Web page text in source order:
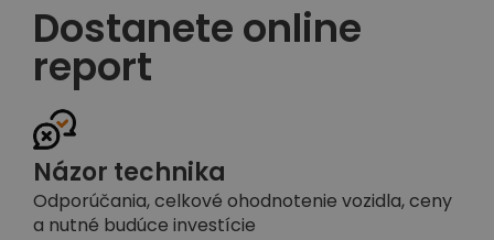
Dostanete online
report
Názor technika
Odporúčania, celkové ohodnotenie vozidla, ceny
a nutné budúce investície